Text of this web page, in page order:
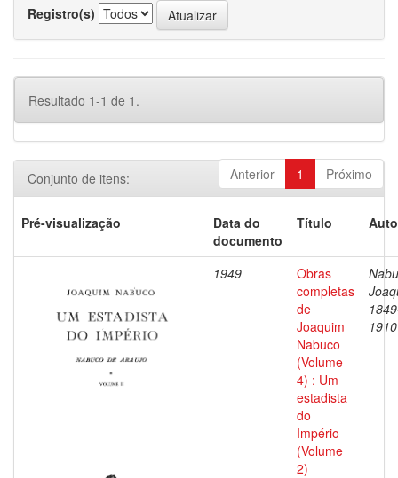
Registro(s)
Resultado 1-1 de 1.
Anterior 1 Próximo
Conjunto de itens:
Pré-visualização
Data do
documento
Título
1949
Obras
completas
de
Joaquim
Nabuco
(Volume
4) : Um
estadista
do
Império
(Volume
2)
1910